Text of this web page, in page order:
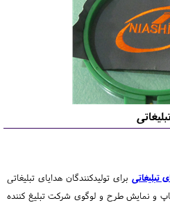
تبلیغاتی برای تولیدکنندگان هدایای تبلیغاتی
و نمایش طرح و لوگوی شرکت تبلیغ کننده